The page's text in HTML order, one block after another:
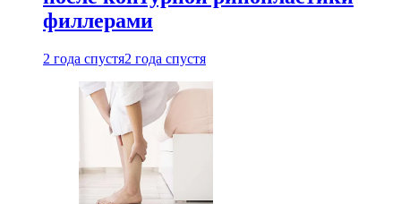
филлерами
2 года спустя2 года спустя